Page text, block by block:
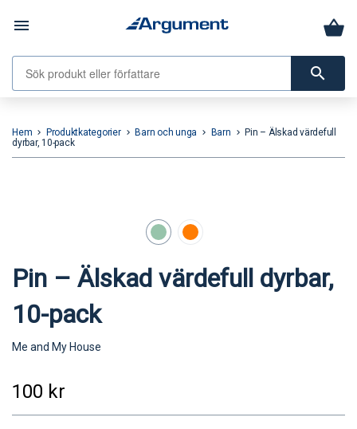
menu
search
Hem keyboard_arrow_right Produktkategorier keyboard_arrow_right Barn och unga keyboard_arrow_right Barn keyboard_arrow_right
Pin – Älskad värdefull
dyrbar, 10-pack
Pin – Älskad värdefull dyrbar,
10-pack
Me and My House
100 kr